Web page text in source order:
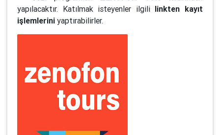
yapılacaktır. Katılmak isteyenler ilgili linkten kayıt
işlemlerini yaptırabilirler.